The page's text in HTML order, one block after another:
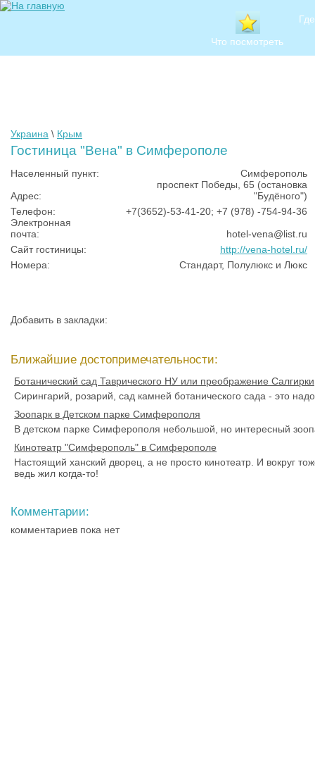
Что посмотреть
Украина \ Крым
Гостиница "Вена" в Симферополе
Населенный пункт:
Симферополь
Адрес:
проспект Победы, 65 (остановка
"Будёного")
Телефон:
+7(3652)-53-41-20; +7 (978) -754-94-36
Электронная
почта:
hotel-vena@list.ru
Сайт гостиницы:
http://vena-hotel.ru/
Номера:
Стандарт, Полулюкс и Люкс
Добавить в закладки:
Ближайшие достопримечательности:
Ботанический сад Таврического НУ или преображение Салгирки
Сирингарий, розарий, сад камней ботанического сада - это
Зоопарк в Детском парке Симферополя
В детском парке Симферополя небольшой, но интересный
Кинотеатр "Симферополь" в Симферополе
Настоящий ханский дворец, а не просто кинотеатр. И вокруг
ведь жил когда-то!
Комментарии:
комментариев пока нет